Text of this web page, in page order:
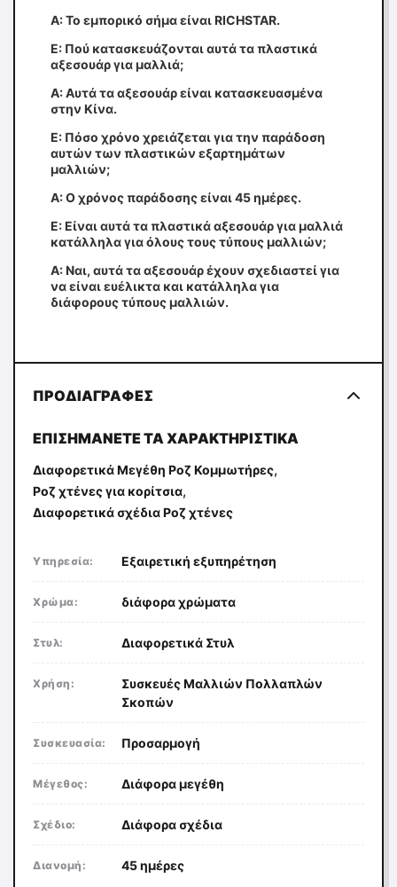
Α: Το εμπορικό σήμα είναι RICHSTAR.
Ε: Πού κατασκευάζονται αυτά τα πλαστικά
αξεσουάρ για μαλλιά;
Α: Αυτά τα αξεσουάρ είναι κατασκευασμένα
στην Κίνα.
Ε: Πόσο χρόνο χρειάζεται για την παράδοση
αυτών των πλαστικών εξαρτημάτων
μαλλιών;
Α: Ο χρόνος παράδοσης είναι 45 ημέρες.
Ε: Είναι αυτά τα πλαστικά αξεσουάρ για μαλλιά
κατάλληλα για όλους τους τύπους μαλλιών;
Α: Ναι, αυτά τα αξεσουάρ έχουν σχεδιαστεί για
να είναι ευέλικτα και κατάλληλα για
διάφορους τύπους μαλλιών.
ΠΡΟΔΙΑΓΡΑΦΈΣ
ΕΠΙΣΗΜΆΝΕΤΕ ΤΑ ΧΑΡΑΚΤΗΡΙΣΤΙΚΆ
Διαφορετικά Μεγέθη Ροζ Κομμωτήρες,
Ροζ χτένες για κορίτσια,
Διαφορετικά σχέδια Ροζ χτένες
Υπηρεσία: Εξαιρετική εξυπηρέτηση
Χρώμα: διάφορα χρώματα
Στυλ: Διαφορετικά Στυλ
Χρήση:
Συσκευές Μαλλιών Πολλαπλών
Σκοπών
Συσκευασία: Προσαρμογή
Μέγεθος: Διάφορα μεγέθη
Σχέδιο: Διάφορα σχέδια
Διανομή: 45 ημέρες